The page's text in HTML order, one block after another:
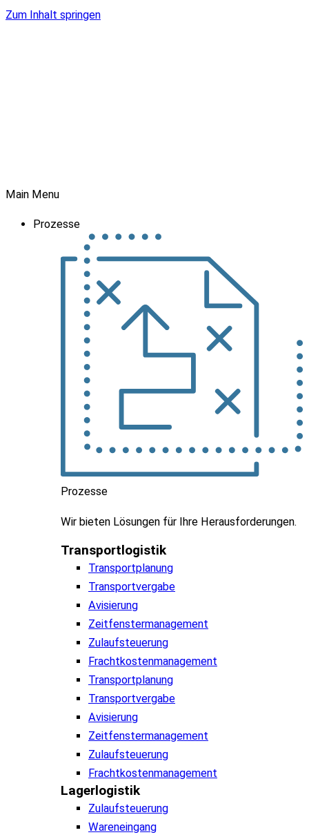
Zum Inhalt springen
Main Menu
Prozesse
Prozesse
Wir bieten Lösungen für Ihre Herausforderungen.
Transportlogistik
Transportplanung
Transportvergabe
Avisierung
Zeitfenstermanagement
Zulaufsteuerung
Frachtkostenmanagement
Transportplanung
Transportvergabe
Avisierung
Zeitfenstermanagement
Zulaufsteuerung
Frachtkostenmanagement
Lagerlogistik
Zulaufsteuerung
Wareneingang